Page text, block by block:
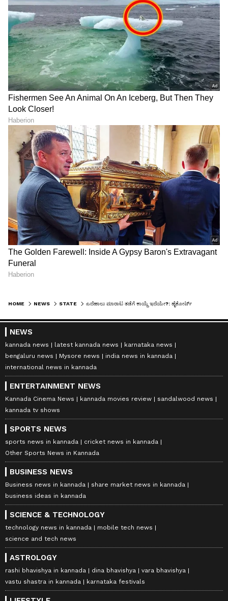
HOME NEWS STATE ಎದೆಹಾಲು ಮಾರಾಟ ತಡೆಗೆ ಕಾಯ್ದೆ ಇದೆಯೇ?: ಹೈಕೋರ್ಟ್‌
NEWS
kannada news latest kannada news
karnataka news
bengaluru news
Mysore news
india news in kannada
international news in kannada
ENTERTAINMENT NEWS
Kannada Cinema News kannada movies review
sandalwood news
kannada tv shows
SPORTS NEWS
sports news in kannada
cricket news in kannada
Other Sports News in Kannada
BUSINESS NEWS
Business news in kannada
share market news in kannada
business ideas in kannada
SCIENCE & TECHNOLOGY
technology news in kannada
mobile tech news
science and tech news
ASTROLOGY
rashi bhavishya in kannada dina bhavishya
vara bhavishya
vastu shastra in kannada
karnataka festivals